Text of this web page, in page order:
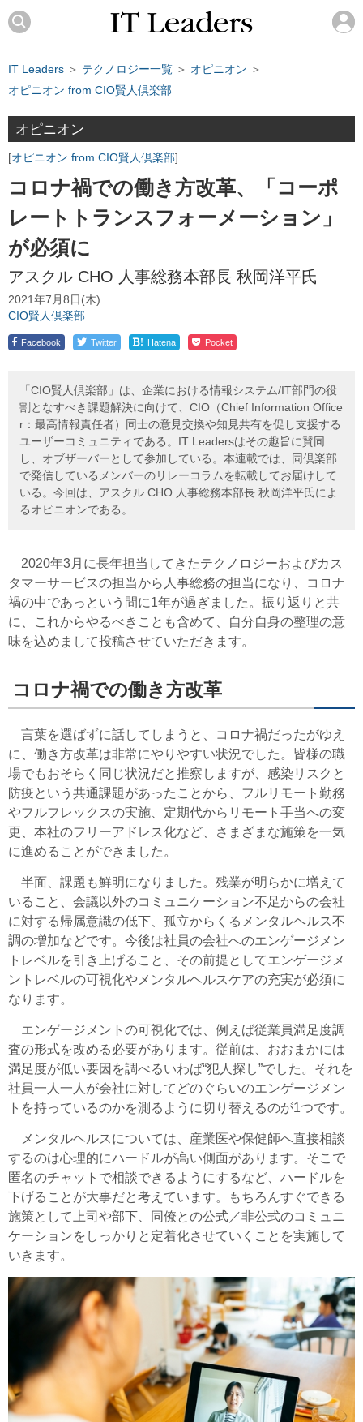
IT Leaders ＞ テクノロジー一覧 ＞ オピニオン ＞
オピニオン from CIO賢人倶楽部
オピニオン
オピニオン from CIO賢人倶楽部
コロナ禍での働き方改革、「コーポ
レートトランスフォーメーション」
が必須に
アスクル CHO 人事総務本部長 秋岡洋平氏
2021年7月8日(木)
CIO賢人倶楽部
Facebook Twitter ! Hatena Pocket
「CIO賢人倶楽部」は、企業における情報システム/IT部門の役
割となすべき課題解決に向けて、CIO（Chief Information Office
r：最高情報責任者）同士の意見交換や知見共有を促し支援する
ユーザーコミュニティである。IT Leadersはその趣旨に賛同
し、オブザーバーとして参加している。本連載では、同倶楽部
で発信しているメンバーのリレーコラムを転載してお届けして
いる。今回は、アスクル CHO 人事総務本部長 秋岡洋平氏によ
るオピニオンである。
2020年3月に長年担当してきたテクノロジーおよびカス
タマーサービスの担当から人事総務の担当になり、コロナ
禍の中であっという間に1年が過ぎました。振り返りと共
に、これからやるべきことも含めて、自分自身の整理の意
味を込めまして投稿させていただきます。
コロナ禍での働き方改革
言葉を選ばずに話してしまうと、コロナ禍だったがゆえ
に、働き方改革は非常にやりやすい状況でした。皆様の職
場でもおそらく同じ状況だと推察しますが、感染リスクと
防疫という共通課題があったことから、フルリモート勤務
やフルフレックスの実施、定期代からリモート手当への変
更、本社のフリーアドレス化など、さまざまな施策を一気
に進めることができました。
半面、課題も鮮明になりました。残業が明らかに増えて
いること、会議以外のコミュニケーション不足からの会社
に対する帰属意識の低下、孤立からくるメンタルヘルス不
調の増加などです。今後は社員の会社へのエンゲージメン
トレベルを引き上げること、その前提としてエンゲージメ
ントレベルの可視化やメンタルヘルスケアの充実が必須に
なります。
エンゲージメントの可視化では、例えば従業員満足度調
査の形式を改める必要があります。従前は、おおまかには
満足度が低い要因を調べるいわば“犯人探し”でした。それを
社員一人一人が会社に対してどのぐらいのエンゲージメン
トを持っているのかを測るように切り替えるのが1つです。
メンタルヘルスについては、産業医や保健師へ直接相談
するのは心理的にハードルが高い側面があります。そこで
匿名のチャットで相談できるようにするなど、ハードルを
下げることが大事だと考えています。もちろんすぐできる
施策として上司や部下、同僚との公式／非公式のコミュニ
ケーションをしっかりと定着化させていくことを実施して
いきます。